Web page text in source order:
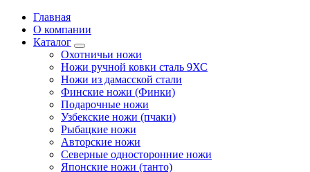
Главная
О компании
Каталог
Охотничьи ножи
Ножи ручной ковки сталь 9ХС
Ножи из дамасской стали
Финские ножи (Финки)
Подарочные ножи
Узбекские ножи (пчаки)
Рыбацкие ножи
Авторские ножи
Северные односторонние ножи
Японские ножи (танто)